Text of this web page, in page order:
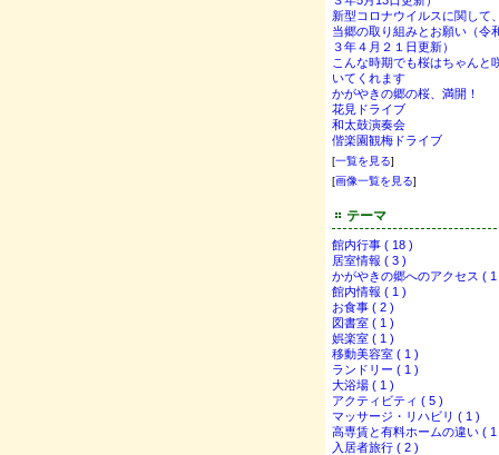
新型コロナウイルスに関して、
当郷の取り組みとお願い（令
３年４月２１日更新）
こんな時期でも桜はちゃんと
いてくれます
かがやきの郷の桜、満開！
花見ドライブ
和太鼓演奏会
偕楽園観梅ドライブ
[一覧を見る]
[画像一覧を見る]
テーマ
館内行事 ( 18 )
居室情報 ( 3 )
かがやきの郷へのアクセス ( 1
館内情報 ( 1 )
お食事 ( 2 )
図書室 ( 1 )
娯楽室 ( 1 )
移動美容室 ( 1 )
ランドリー ( 1 )
大浴場 ( 1 )
アクティビティ ( 5 )
マッサージ・リハビリ ( 1 )
高専賃と有料ホームの違い ( 1
入居者旅行 ( 2 )